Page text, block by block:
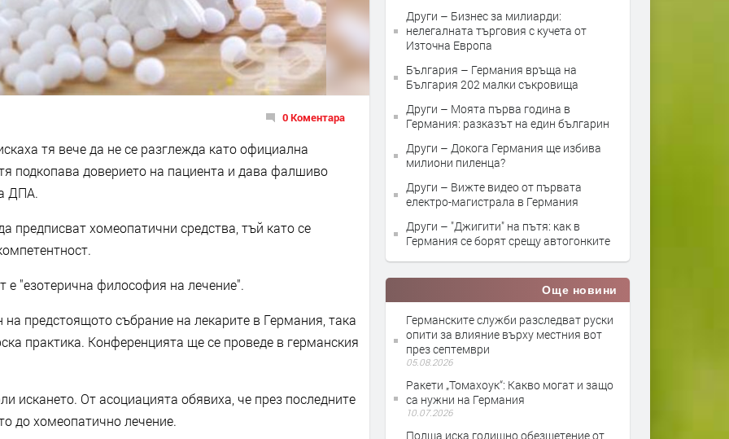
0 Коментара
тя вече да не се разглежда като официална
подкопава доверието на пациента и дава фалшиво
ДПА.
предписват хомеопатични средства, тъй като се
е "езотерична философия на лечение".
предстоящото събрание на лекарите в Германия, така
практика. Конференцията ще се проведе в германския
искането. От асоциацията обявиха, че през последните
до хомеопатично лечение.
Други – Бизнес за милиарди:
нелегалната търговия с кучета от
Източна Европа
България – Германия връща на
България 202 малки съкровища
Други – Моята първа година в
Германия: разказът на един българин
Други – Докога Германия ще избива
милиони пиленца?
Други – Вижте видео от първата
електро-магистрала в Германия
Други – "Джигити" на пътя: как в
Германия се борят срещу автогонките
Още новини
Германските служби разследват руски
опити за влияние върху местния вот
през септември
05.08.2026
Ракети „Томахоук“: Какво могат и защо
са нужни на Германия
10.07.2026
Полша иска годишно обезщетение от